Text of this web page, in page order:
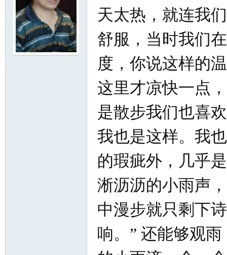
天太热，就连我
舒服，当时我们
度，你说这样的
这里才凉快一点
是散步我们也喜
我也是这样。我
的瑕疵外，几乎
淅沥沥的小雨声
中漫步就只剩下
响。” 还能够观